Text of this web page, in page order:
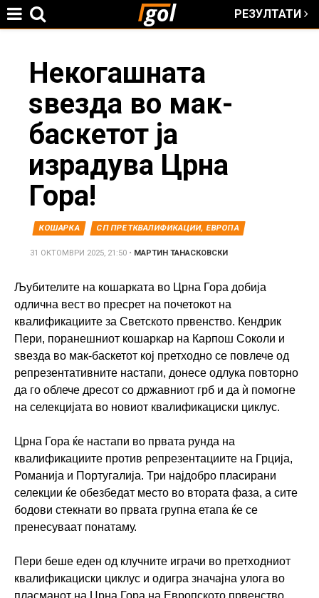
РЕЗУЛТАТИ
here
Некогашната
ѕвезда во мак-
баскетот ја
израдува Црна
Гора!
КОШАРКА СП ПРЕТКВАЛИФИКАЦИИ, ЕВРОПА
31 ОКТОМВРИ 2025, 21:50 • МАРТИН ТАНАСКОВСКИ
Љубителите на кошарката во Црна Гора добија
одлична вест во пресрет на почетокот на
квалификациите за Светското првенство. Кендрик
Пери, поранешниот кошаркар на Карпош Соколи и
ѕвезда во мак-баскетот кој претходно се повлече од
репрезентативните настапи, донесе одлука повторно
да го облече дресот со државниот грб и да ѝ помогне
на селекцијата во новиот квалификациски циклус.
Црна Гора ќе настапи во првата рунда на
квалификациите против репрезентациите на Грција,
Романија и Португалија. Три најдобро пласирани
селекции ќе обезбедат место во втората фаза, а сите
бодови стекнати во првата групна етапа ќе се
пренесуваат понатаму.
Пери беше еден од клучните играчи во претходниот
квалификациски циклус и одигра значајна улога во